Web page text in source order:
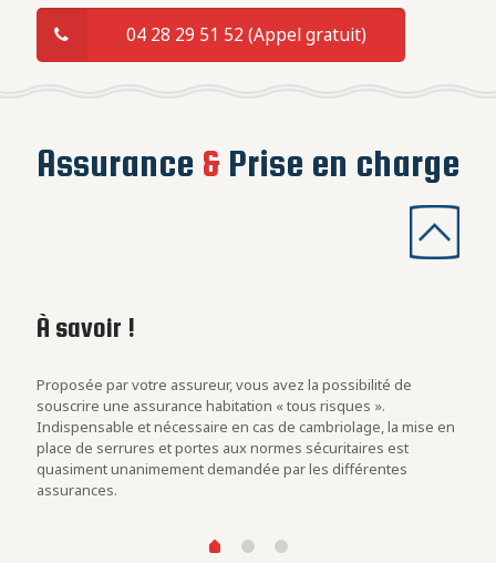
04 28 29 51 52 (Appel gratuit)
Assurance & Prise en charge
À savoir !
Proposée par votre assureur, vous avez la possibilité de
souscrire une assurance habitation « tous risques ».
Indispensable et nécessaire en cas de cambriolage, la mise en
place de serrures et portes aux normes sécuritaires est
quasiment unanimement demandée par les différentes
assurances.